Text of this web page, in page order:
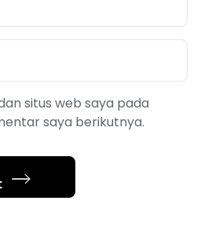
situs web saya pada
saya berikutnya.